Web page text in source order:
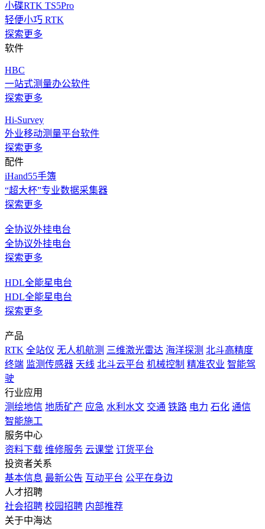
小碟RTK TS5Pro
轻便小巧 RTK
探索更多
软件
HBC
一站式测量办公软件
探索更多
Hi-Survey
外业移动测量平台软件
探索更多
配件
iHand55手簿
“超大杯”专业数据采集器
探索更多
全协议外挂电台
全协议外挂电台
探索更多
HDL全能星电台
HDL全能星电台
探索更多
产品
RTK 全站仪 无人机航测 三维激光雷达 海洋探测 北斗高精度
终端 监测传感器 天线 北斗云平台 机械控制 精准农业 智能驾
驶
行业应用
测绘地信 地质矿产 应急 水利水文 交通 铁路 电力 石化 通信
智能施工
服务中心
资料下载 维修服务 云课堂 订货平台
投资者关系
基本信息 最新公告 互动平台 公平在身边
人才招聘
社会招聘 校园招聘 内部推荐
关于中海达